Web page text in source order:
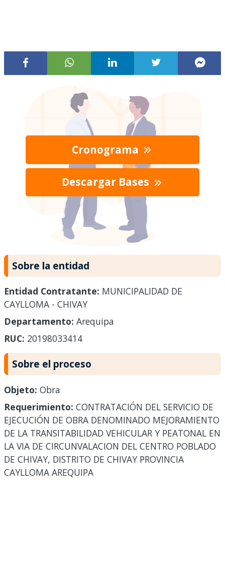
Cronograma
Descargar Bases
Sobre la entidad
Entidad Contratante: MUNICIPALIDAD DE
CAYLLOMA - CHIVAY
Departamento: Arequipa
RUC: 20198033414
Sobre el proceso
Objeto: Obra
Requerimiento: CONTRATACIÓN DEL SERVICIO DE
EJECUCIÓN DE OBRA DENOMINADO MEJORAMIENTO
DE LA TRANSITABILIDAD VEHICULAR Y PEATONAL EN
LA VIA DE CIRCUNVALACION DEL CENTRO POBLADO
DE CHIVAY, DISTRITO DE CHIVAY PROVINCIA
CAYLLOMA AREQUIPA